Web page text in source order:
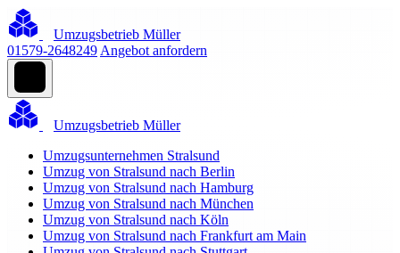
Umzugsbetrieb Müller
01579-2648249 Angebot anfordern
Umzugsbetrieb Müller
Umzugsunternehmen Stralsund
Umzug von Stralsund nach Berlin
Umzug von Stralsund nach Hamburg
Umzug von Stralsund nach München
Umzug von Stralsund nach Köln
Umzug von Stralsund nach Frankfurt am Main